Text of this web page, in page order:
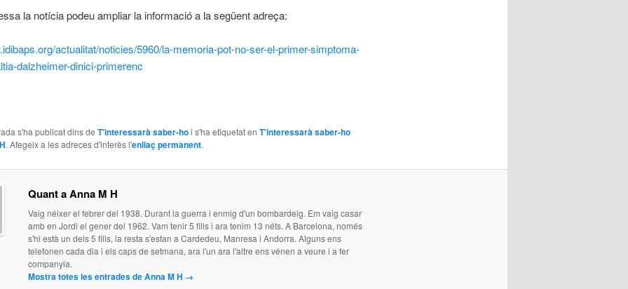
la notícia podeu ampliar la informació a la següent adreça:
actualitat/noticies/5960/la-memoria-pot-no-ser-el-primer-simptoma-
dalzheimer-dinici-primerenc
s'ha publicat dins de T'interessarà saber-hoi s'ha etiquetat en T'interessarà saber-ho
. Afegeix a les adreces d'interès l'enllaç permanent.
Quant a Anna M H
Vaig néixer el febrer del 1938. Durant la guerra i enmig d'un bombardeig. Em vaig casar
amb en Jordi el gener del 1962. Vam tenir 5 fills i ara tenim 13 néts. A Barcelona, només
s'hi està un dels 5 fills, la resta s'estan a Cardedeu, Manresa i Andorra. Alguns ens
telefonen cada dia i els caps de setmana, ara l'un ara l'altre ens vénen a veure i a fer
companyia.
Mostra totes les entrades de Anna M H →